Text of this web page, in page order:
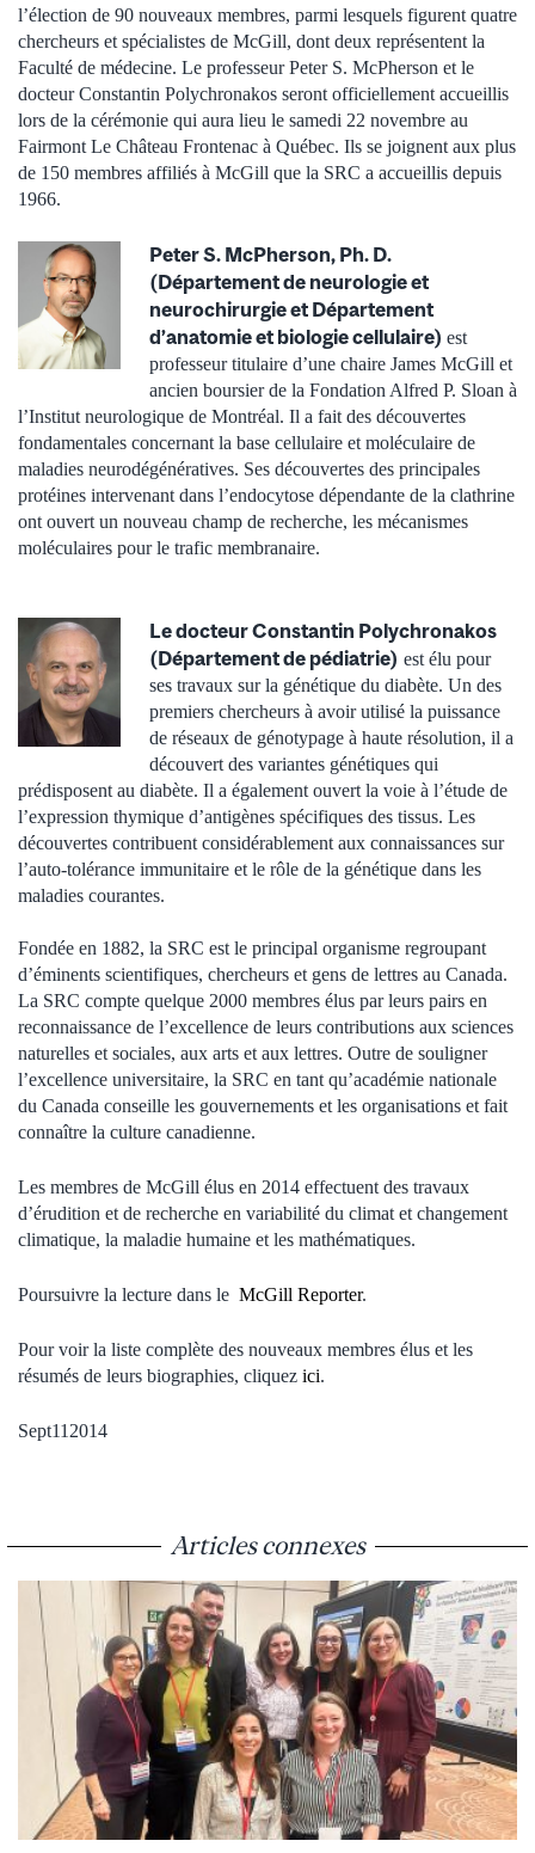
l’élection de 90 nouveaux membres, parmi lesquels figurent quatre
chercheurs et spécialistes de McGill, dont deux représentent la
Faculté de médecine. Le professeur Peter S. McPherson et le
docteur Constantin Polychronakos seront officiellement accueillis
lors de la cérémonie qui aura lieu le samedi 22 novembre au
Fairmont Le Château Frontenac à Québec. Ils se joignent aux plus
de 150 membres affiliés à McGill que la SRC a accueillis depuis
1966.
Peter S. McPherson, Ph. D.
(Département de neurologie et
neurochirurgie et Département
d’anatomie et biologie cellulaire) est
professeur titulaire d’une chaire James McGill et
ancien boursier de la Fondation Alfred P. Sloan à
l’Institut neurologique de Montréal. Il a fait des découvertes
fondamentales concernant la base cellulaire et moléculaire de
maladies neurodégénératives. Ses découvertes des principales
protéines intervenant dans l’endocytose dépendante de la clathrine
ont ouvert un nouveau champ de recherche, les mécanismes
moléculaires pour le trafic membranaire.
Le docteur Constantin Polychronakos
(Département de pédiatrie) est élu pour
ses travaux sur la génétique du diabète. Un des
premiers chercheurs à avoir utilisé la puissance
de réseaux de génotypage à haute résolution, il a
découvert des variantes génétiques qui
prédisposent au diabète. Il a également ouvert la voie à l’étude de
l’expression thymique d’antigènes spécifiques des tissus. Les
découvertes contribuent considérablement aux connaissances sur
l’auto-tolérance immunitaire et le rôle de la génétique dans les
maladies courantes.
Fondée en 1882, la SRC est le principal organisme regroupant
d’éminents scientifiques, chercheurs et gens de lettres au Canada.
La SRC compte quelque 2000 membres élus par leurs pairs en
reconnaissance de l’excellence de leurs contributions aux sciences
naturelles et sociales, aux arts et aux lettres. Outre de souligner
l’excellence universitaire, la SRC en tant qu’académie nationale
du Canada conseille les gouvernements et les organisations et fait
connaître la culture canadienne.
Les membres de McGill élus en 2014 effectuent des travaux
d’érudition et de recherche en variabilité du climat et changement
climatique, la maladie humaine et les mathématiques.
Poursuivre la lecture dans le McGill Reporter.
Pour voir la liste complète des nouveaux membres élus et les
résumés de leurs biographies, cliquez ici.
Sept112014
Articles connexes